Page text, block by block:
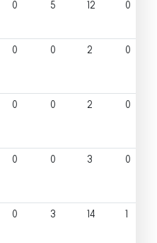
0 5 12 0
0 0 2 0
0 0 2 0
0 0 3 0
0 3 14 1